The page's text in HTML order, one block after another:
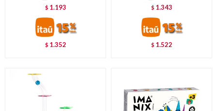
$ 1.193
$ 1.352
$ 1.343
$ 1.522